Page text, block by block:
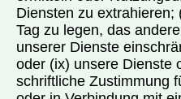
Diensten zu extrahieren;
Tag zu legen, das
unserer Dienste
oder (ix) unsere Dienste
schriftliche Zustimmung